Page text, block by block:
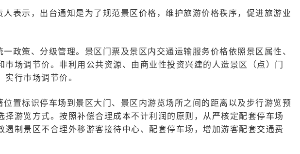
人表示，出台通知是为了规范景区价格，维护旅游价格秩序，促进旅游业
政策、分级管理。景区门票及景区内交通运输服务价格依照景区属性、
市场调节价。非利用公共资源、由商业性投资兴建的人造景区（点）门
行市场调节价。
置标识停车场到景区大门、景区内游览场所之间的距离以及步行游览预
择游览方式。按照补偿合理成本不计利润的原则，从严核定配套停车场
遏制景区不合理外移游客接待中心、配套停车场，增加游客配套交通费